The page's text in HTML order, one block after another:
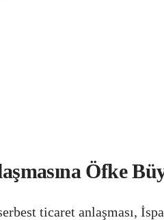
Öfke
ticaret anlaşması,